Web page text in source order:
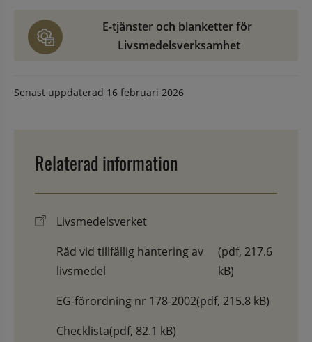
E-tjänster och blanketter för
Livsmedelsverksamhet
Senast uppdaterad 16 februari 2026
Relaterad information
Livsmedelsverket
Råd vid tillfällig hantering av
livsmedel
(pdf, 217.6
kB)
EG-förordning nr 178-2002(pdf, 215.8 kB)
Checklista(pdf, 82.1 kB)